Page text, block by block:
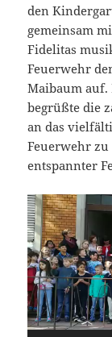
den
gemeinsam
Fidelitas
Feuerwehr
Maibaum auf.
begrüßte die
an das
Feuerwehr
entspannter
Video-
Player